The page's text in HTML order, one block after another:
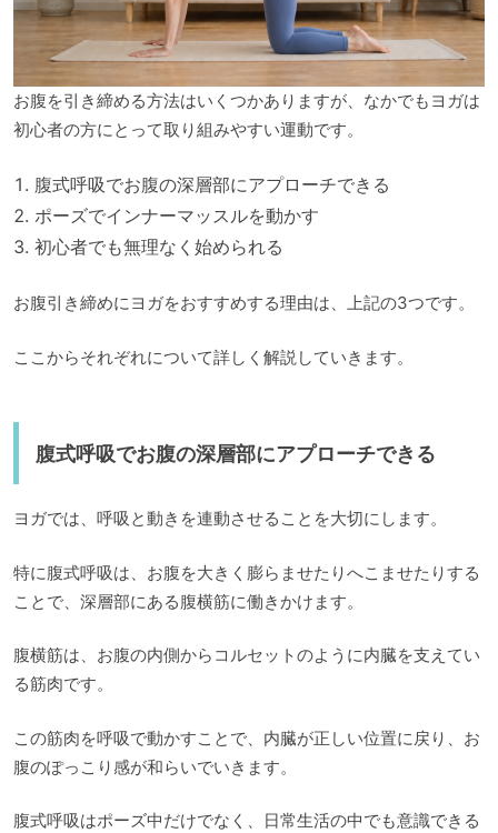
お腹を引き締める方法はいくつかありますが、なかでもヨガは
初心者の方にとって取り組みやすい運動です。
腹式呼吸でお腹の深層部にアプローチできる
ポーズでインナーマッスルを動かす
初心者でも無理なく始められる
お腹引き締めにヨガをおすすめする理由は、上記の3つです。
ここからそれぞれについて詳しく解説していきます。
腹式呼吸でお腹の深層部にアプローチできる
ヨガでは、呼吸と動きを連動させることを大切にします。
特に腹式呼吸は、お腹を大きく膨らませたりへこませたりする
ことで、深層部にある腹横筋に働きかけます。
腹横筋は、お腹の内側からコルセットのように内臓を支えてい
る筋肉です。
この筋肉を呼吸で動かすことで、内臓が正しい位置に戻り、お
腹のぽっこり感が和らいでいきます。
腹式呼吸はポーズ中だけでなく、日常生活の中でも意識できる